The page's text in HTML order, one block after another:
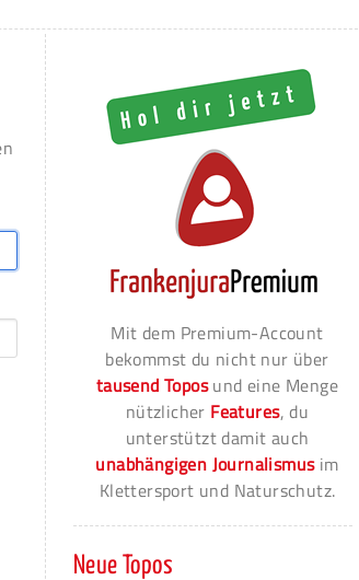
Mit dem Premium-Account
bekommst du nicht nur über
tausend Toposund eine Menge
nützlicher Features, du
unterstützt damit auch
unabhängigen Journalismusim
Klettersport und Naturschutz.
Neue Topos